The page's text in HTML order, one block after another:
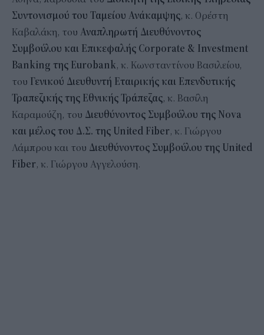
Συντονισμού του Ταμείου Ανάκαμψης, κ. Ορέστη
Καβαλάκη, του Αναπληρωτή Διευθύνοντος
Συμβούλου και Επικεφαλής Corporate & Investment
Banking της Eurobank, κ. Κωνσταντίνου Βασιλείου,
του Γενικού Διευθυντή Εταιρικής και Επενδυτικής
Τραπεζικής της Εθνικής Τράπεζας, κ. Βασίλη
Καραμούζη, του Διευθύνοντος Συμβούλου της Nova
και μέλος του Δ.Σ. της United Fiber, κ. Γιώργου
Λάμπρου και του Διευθύνοντος Συμβούλου της United
Fiber, κ. Γιώργου Αγγελούση.